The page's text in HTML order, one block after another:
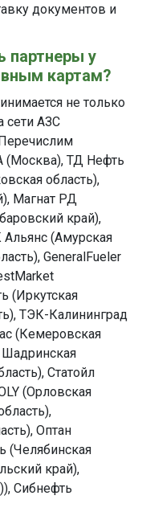
документов и
партнеры у
картам?
не только
сети АЗС
(Москва), ТД Нефть
область),
Магнат РД
край),
Альянс (Амурская
GeneralFueler
(Иркутская
ТЭК-Калининград
(Кемеровская
Шадринская
Статойл
(Орловская
Оптан
(Челябинская
край),
Сибнефть